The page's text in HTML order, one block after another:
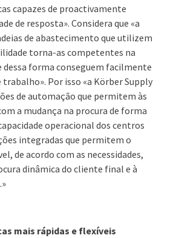
capazes de proactivamente
de resposta». Considera que «a
de abastecimento que utilizem
torna-as competentes na
dessa forma conseguem facilmente
Por isso «a Körber Supply
de automação que permitem às
a mudança na procura de forma
operacional dos centros
integradas que permitem o
de acordo com as necessidades,
dinâmica do cliente final e à
mais rápidas e flexíveis